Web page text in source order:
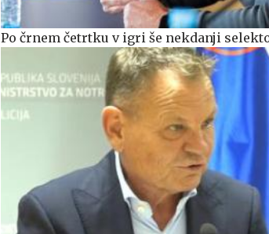
Po črnem četrtku v igri še nekdanji